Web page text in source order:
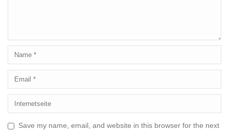
Save my name, email, and website in this browser for the next